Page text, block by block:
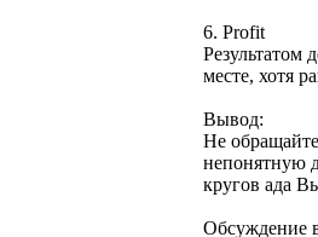
6. Profit
Результатом
месте, хотя
Вывод:
Не
непонятную
кругов ада
Обсуждение